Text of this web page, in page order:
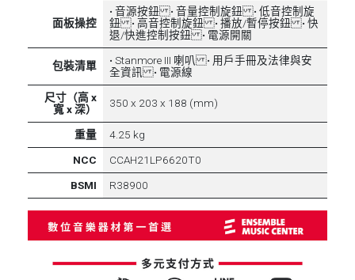
面板操控
• 音源按鈕 • 音量控制旋鈕 • 低音控制旋
鈕 • 高音控制旋鈕 • 播放/暫停按鈕 • 快
退/快進控制按鈕 • 電源開關
包裝清單
• Stanmore III 喇叭 • 用戶手冊及法律與安
全資訊 • 電源線
尺寸（高 x
寬 x 深）
350 x 203 x 188 (mm)
重量
4.25 kg
NCC
CCAH21LP6620T0
BSMI
R38900